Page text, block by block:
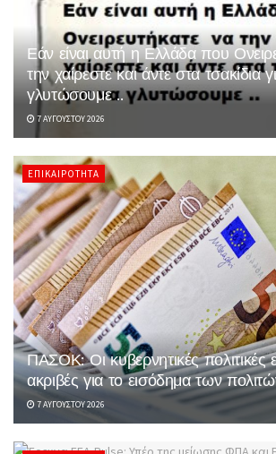
Εάν είναι αυτή η Ελλάδα που
την χαίρεστε και άντε στα τσακίδια
γλυτώσουμε ..
7 ΑΥΓΟΎΣΤΟΥ 2026
ΕΠΙΚΑΙΡΌΤΗΤΑ
ΠΑΣΟΚ: Οι κυβερνητικές πολιτικές
ακριβές για το εισόδημα των
7 ΑΥΓΟΎΣΤΟΥ 2026